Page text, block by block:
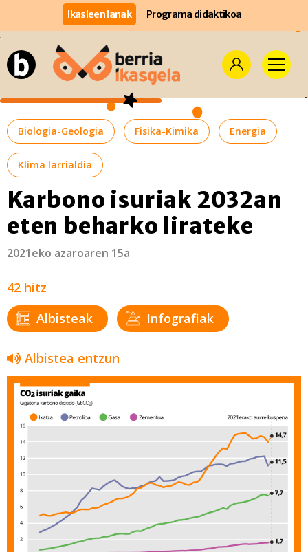
Ikasleen lanak Programa didaktikoa
Biologia-Geologia Fisika-Kimika Energia
Klima larrialdia
Karbono isuriak 2032an
eten beharko lirateke
2021eko azaroaren 15a
42 hitz
Albisteak
Infografiak
Albistea entzun